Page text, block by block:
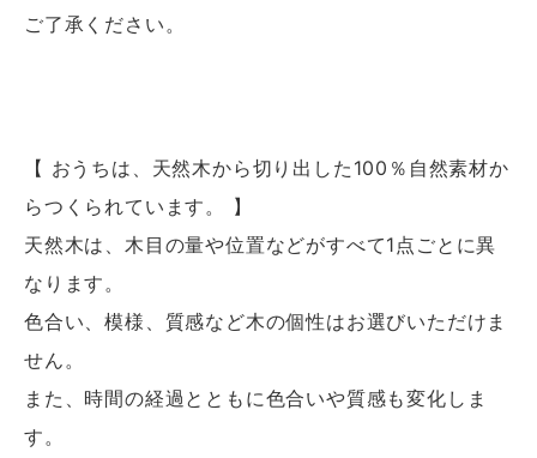
ご了承ください。
【 おうちは、天然木から切り出した100％自然素材か
らつくられています。 】
天然木は、木目の量や位置などがすべて1点ごとに異
なります。
色合い、模様、質感など木の個性はお選びいただけま
せん。
また、時間の経過とともに色合いや質感も変化しま
す。